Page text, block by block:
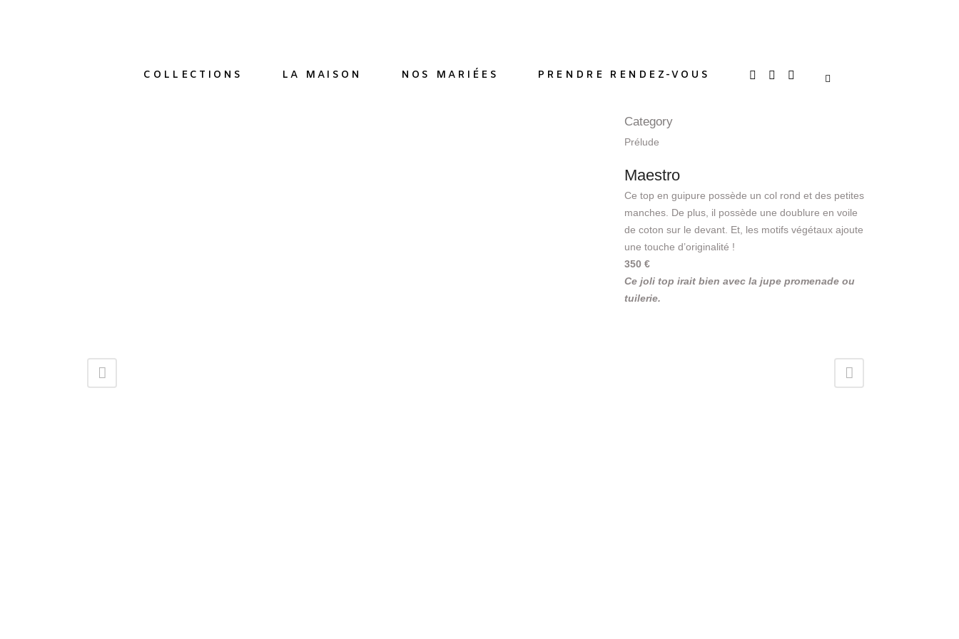
COLLECTIONS LA MAISON NOS MARIÉES PRENDRE RENDEZ-VOUS
Category
Prélude
Maestro
Ce top en guipure possède un col rond et des petites
manches. De plus, il possède une doublure en voile
de coton sur le devant. Et, les motifs végétaux ajoute
une touche d’originalité !
350 €
Ce joli top irait bien avec la jupe promenade ou
tuilerie.